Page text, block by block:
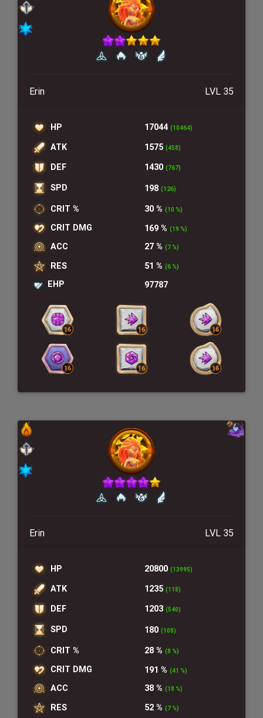
Erin LVL 35
HP 17044 (10464)
ATK 1575 (458)
DEF 1430 (767)
SPD 198 (126)
CRIT % 30 % (10 %)
CRIT DMG 169 % (19 %)
ACC 27 % (7 %)
RES 51 % (6 %)
EHP 97787
Erin LVL 35
HP 20800 (13995)
ATK 1235 (118)
DEF 1203 (540)
SPD 180 (108)
CRIT % 28 % (8 %)
CRIT DMG 191 % (41 %)
ACC 38 % (18 %)
RES 52 % (7 %)